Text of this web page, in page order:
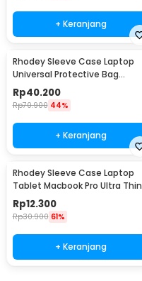
+ Keranjang
Rhodey Sleeve Case Laptop
Universal Protective Bag
Neoprene with Pouch 15 Inch -
AK03
Rp40.200
Rp70.900 44%
+ Keranjang
Rhodey Sleeve Case Laptop
Tablet Macbook Pro Ultra Thin
2mm 14 Inch - RE214
Rp12.300
Rp30.900 61%
+ Keranjang